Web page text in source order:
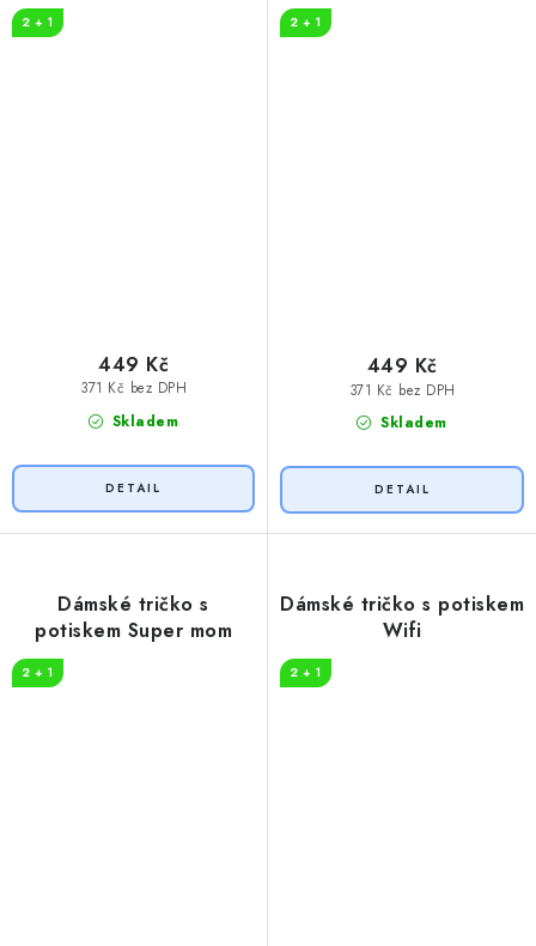
maminka na světě
2 + 1
Skladem
371 Kč bez DPH
449 Kč
2 + 1
Skladem
371 Kč bez DPH
449 Kč
Dámské tričko s
potiskem Super mom
2 + 1
Dámské tričko s potiskem
Wifi
2 + 1